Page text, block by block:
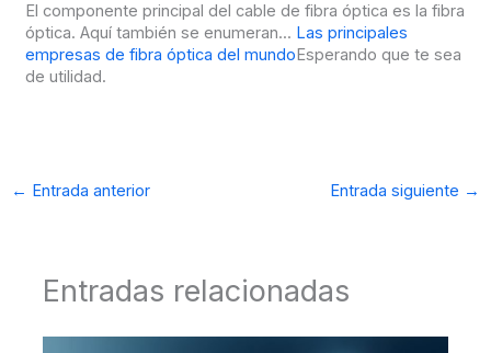
El componente principal del cable de fibra óptica es la fibra
óptica. Aquí también se enumeran... Las principales
empresas de fibra óptica del mundo Esperando que te sea
de utilidad.
← Entrada anterior Entrada siguiente →
Entradas relacionadas